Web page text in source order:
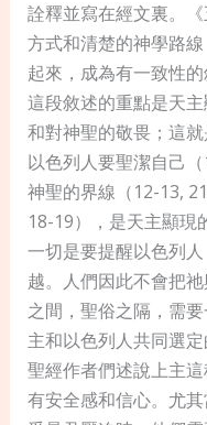
詮釋並寫在經文裏。
方式和清楚的神學路
起來，成為有一致性的
這段敘述的重點是天
和對神聖的敬畏；這就
以色列人要聖潔自己
神聖的界線（12-13,
18-19），是天主顯現
一切是要提醒以色列
越。人們因此不會把
之間，聖俗之隔，需
主和以色列人共同選定
聖經作者們述說上主
有安全感和信心。尤